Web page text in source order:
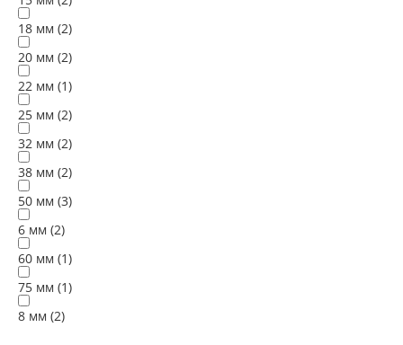
18 мм (2)
20 мм (2)
22 мм (1)
25 мм (2)
32 мм (2)
38 мм (2)
50 мм (3)
6 мм (2)
60 мм (1)
75 мм (1)
8 мм (2)